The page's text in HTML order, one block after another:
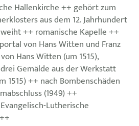
Hallenkirche ++ gehört zum
aus dem 12. Jahrhundert
++ romanische Kapelle ++
von Hans Witten und Franz
Hans Witten (um 1515),
Gemälde aus der Werkstatt
1515) ++ nach Bombenschäden
(1949) ++
Lutherische